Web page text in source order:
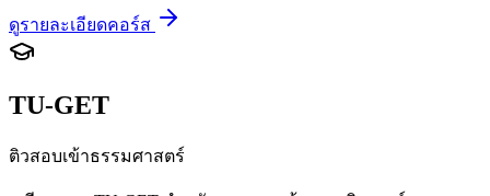
ดูรายละเอียดคอร์ส
TU-GET
ติวสอบเข้าธรรมศาสตร์